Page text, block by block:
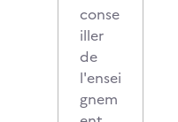
conse
iller
de
l'ensei
gnem